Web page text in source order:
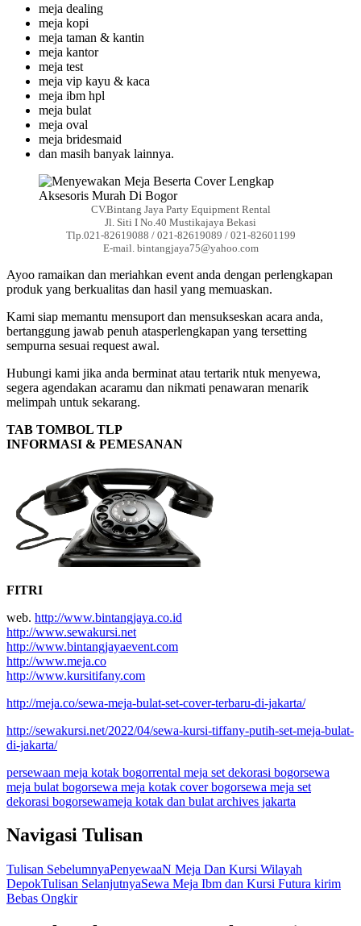
meja dealing
meja kopi
meja taman & kantin
meja kantor
meja test
meja vip kayu & kaca
meja ibm hpl
meja bulat
meja oval
meja bridesmaid
dan masih banyak lainnya.
CV.Bintang Jaya Party Equipment Rental
Jl. Siti I No.40 Mustikajaya Bekasi
Tlp.021-82619088 / 021-82619089 / 021-82601199
E-mail. bintangjaya75@yahoo.com
Ayoo ramaikan dan meriahkan event anda dengan perlengkapan
produk yang berkualitas dan hasil yang memuaskan.
Kami siap memantu mensuport dan mensukseskan acara anda,
bertanggung jawab penuh atasperlengkapan yang tersetting
sempurna sesuai request awal.
Hubungi kami jika anda berminat atau tertarik ntuk menyewa,
segera agendakan acaramu dan nikmati penawaran menarik
melimpah untuk sekarang.
TAB TOMBOL TLP
INFORMASI & PEMESANAN
FITRI
web. http://www.bintangjaya.co.id
http://www.sewakursi.net
http://www.bintangjayaevent.com
http://www.meja.co
http://www.kursitifany.com
http://meja.co/sewa-meja-bulat-set-cover-terbaru-di-jakarta/
http://sewakursi.net/2022/04/sewa-kursi-tiffany-putih-set-meja-bulat-
di-jakarta/
persewaan meja kotak bogorrental meja set dekorasi bogorsewa
meja bulat bogorsewa meja kotak cover bogorsewa meja set
dekorasi bogorsewameja kotak dan bulat archives jakarta
Navigasi Tulisan
Tulisan SebelumnyaPenyewaaN Meja Dan Kursi Wilayah
DepokTulisan SelanjutnyaSewa Meja Ibm dan Kursi Futura kirim
Bebas Ongkir